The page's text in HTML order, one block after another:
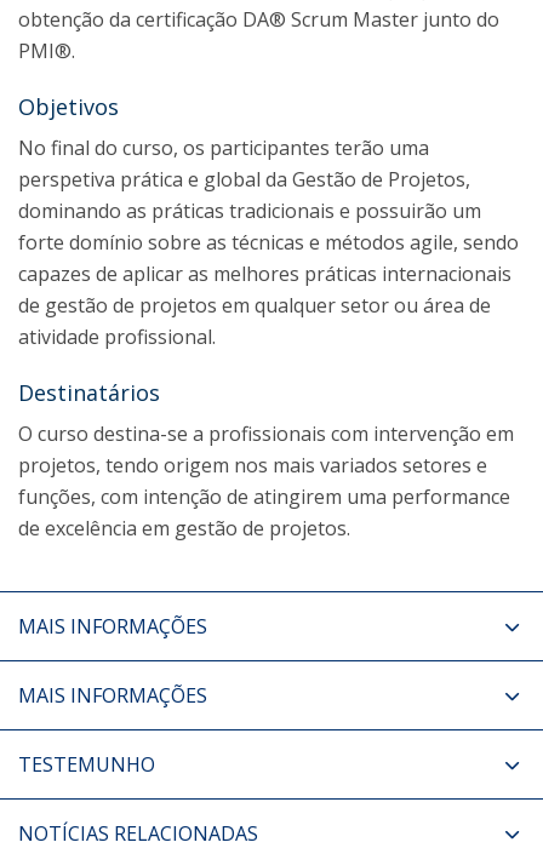
obtenção da certificação DA® Scrum Master junto do
PMI®.
Objetivos
No final do curso, os participantes terão uma
perspetiva prática e global da Gestão de Projetos,
dominando as práticas tradicionais e possuirão um
forte domínio sobre as técnicas e métodos agile, sendo
capazes de aplicar as melhores práticas internacionais
de gestão de projetos em qualquer setor ou área de
atividade profissional.
Destinatários
O curso destina-se a profissionais com intervenção em
projetos, tendo origem nos mais variados setores e
funções, com intenção de atingirem uma performance
de excelência em gestão de projetos.
MAIS INFORMAÇÕES
MAIS INFORMAÇÕES
TESTEMUNHO
NOTÍCIAS RELACIONADAS